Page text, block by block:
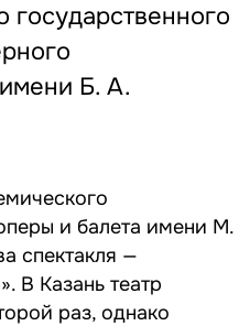
государственного
Б. А.
и балета имени М.
спектакля —
В Казань театр
раз, однако